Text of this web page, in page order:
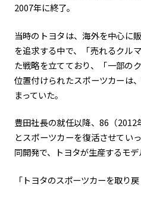
2007年に終了。
当時のトヨタは、海外を中心に
を追求する中で、「売れるクル
た戦略を立てており、「一部の
位置付けられたスポーツカーは
まっていた。
豊田社長の就任以降、86（2012
とスポーツカーを復活させてい
同開発で、トヨタが生産するモデ
「トヨタのスポーツカーを取り戻